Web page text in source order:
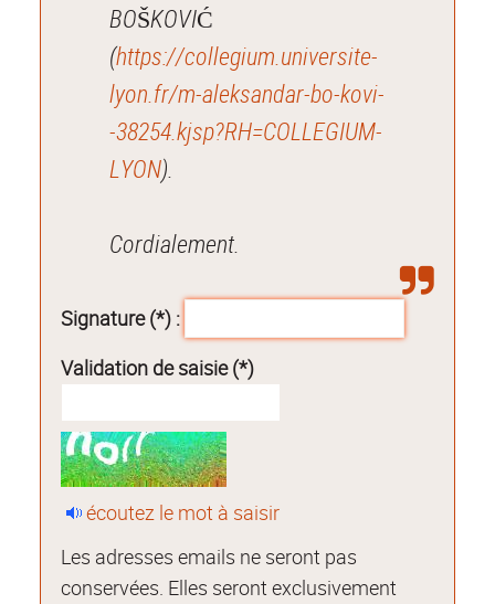
BOŠKOVIĆ
(https://collegium.universite-
lyon.fr/m-aleksandar-bo-kovi-
-38254.kjsp?RH=COLLEGIUM-
LYON).
Cordialement.
Signature (*) :
Validation de saisie (*)
écoutez le mot à saisir
Les adresses emails ne seront pas
conservées. Elles seront exclusivement